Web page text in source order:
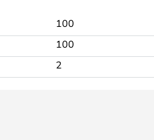
100
100
2